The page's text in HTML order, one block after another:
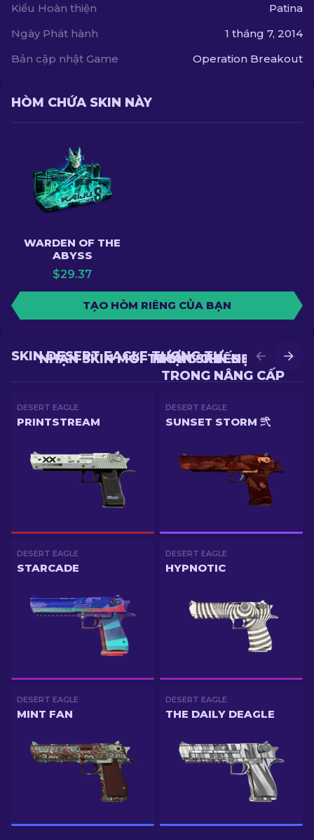
Kiểu Hoàn thiện
Patina
Ngày Phát hành
1 tháng 7, 2014
Bản cập nhật Game
Operation Breakout
HÒM CHỨA SKIN NÀY
WARDEN OF THE
ABYSS
$29.37
TẠO HÒM RIÊNG CỦA BẠN
NHẬN SKIN ĐẸP HƠN
TRONG NÂNG CẤP
NHẬN SKIN MỚI TRONG CHIẾN ĐẤU
SKIN DESERT EAGLE TƯƠNG TỰ
DESERT EAGLE
PRINTSTREAM
DESERT EAGLE
SUNSET STORM 弐
DESERT EAGLE
STARCADE
DESERT EAGLE
HYPNOTIC
DESERT EAGLE
MINT FAN
DESERT EAGLE
THE DAILY DEAGLE